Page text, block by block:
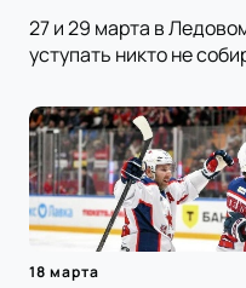
27 и 29 марта в
уступать никто не
18 марта